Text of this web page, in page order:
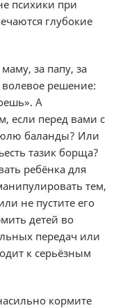
психики при
глубокие
за папу, за
решение:
А
если перед вами с
баланды? Или
тазик борща?
ребёнка для
тем,
не пустите его
детей во
передач или
к серьёзным
кормите